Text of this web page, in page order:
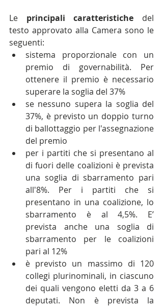
Le principali caratteristiche del
testo approvato alla Camera sono le
seguenti:
sistema proporzionale con un
premio di governabilità. Per
ottenere il premio è necessario
superare la soglia del 37%
se nessuno supera la soglia del
37%, è previsto un doppio turno
di ballottaggio per l'assegnazione
del premio
per i partiti che si presentano al
di fuori delle coalizioni è prevista
una soglia di sbarramento pari
all'8%. Per i partiti che si
presentano in una coalizione, lo
sbarramento è al 4,5%. E’
prevista anche una soglia di
sbarramento per le coalizioni
pari al 12%
è previsto un massimo di 120
collegi plurinominali, in ciascuno
dei quali vengono eletti da 3 a 6
deputati. Non è prevista la